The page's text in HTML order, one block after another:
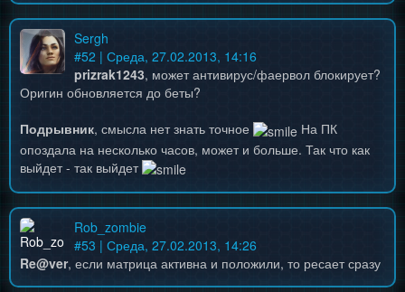
Sergh
#52 | Среда, 27.02.2013, 14:16
prizrak1243, может антивирус/фаервол блокирует?
Оригин обновляется до беты?
Подрывник, смысла нет знать точное
На ПК
опоздала на несколько часов, может и больше. Так что как
выйдет - так выйдет
Rob_zombie
#53 | Среда, 27.02.2013, 14:26
Re@ver, если матрица активна и положили, то ресает сразу